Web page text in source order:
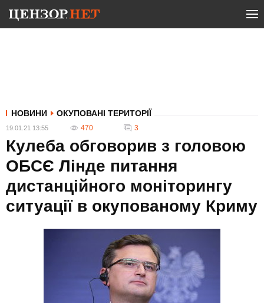
НОВИНИ ОКУПОВАНІ ТЕРИТОРІЇ
19.01.21 13:55 470 3
Кулеба обговорив з головою
ОБСЄ Лінде питання
дистанційного моніторингу
ситуації в окупованому Криму